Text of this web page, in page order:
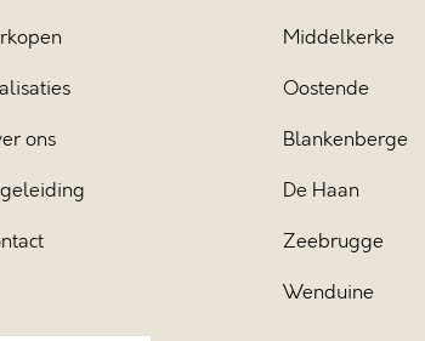
ons
Middelkerke
Oostende
Blankenberge
De Haan
Zeebrugge
Wenduine